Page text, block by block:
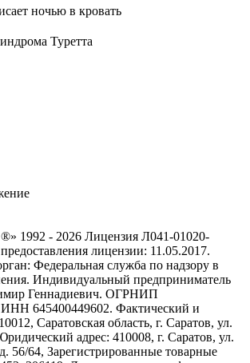
ночью в кровать
Туретта
- 2026 Лицензия Л041-01020-
лицензии: 11.05.2017.
Федеральная служба по надзору в
Индивидуальный предприниматель
Геннадиевич. ОГРНИП
ИНН 645400449602. Фактический и
Саратовская область, г. Саратов, ул.
адрес: 410008, г. Саратов, ул.
56/64, Зарегистрированные товарные